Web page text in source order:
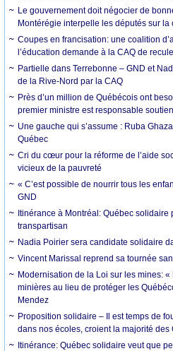
Le gouvernement doit négocier de
Montérégie interpelle les députés sur la
Coupes en francisation: une coalition
l’éducation demande à la CAQ de
Partielle dans Terrebonne – GND et
de la Rive-Nord par la CAQ
Près d’un million de Québécois ont
premier ministre est responsable
Une gauche qui s’assume : Ruba
Québec
Cri du cœur pour la réforme de l’aide
vicieux de la pauvreté
« C’est possible de nourrir tous les
GND
Itinérance à Montréal: Québec solidaire
transpartisan
Nadia Poirier sera candidate solidaire
Vincent Marissal reprend sa tournée
Modernisation de la Loi sur les mines:
minières au lieu de protéger les
Mendez
Proposition solidaire – Il est temps de
dans nos écoles, croient la majorité des
Itinérance: Québec solidaire veut que